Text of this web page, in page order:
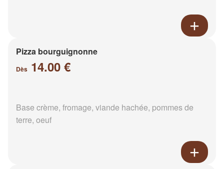
Pizza bourguignonne
Dès 14.00 €
Base crème, fromage, viande hachée, pommes de
terre, oeuf